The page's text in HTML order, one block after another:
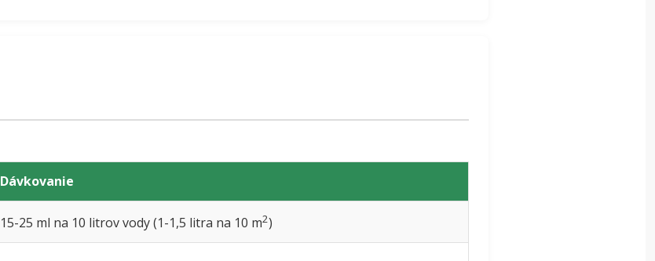
Dávkovanie
15-25 ml na 10 litrov vody (1-1,5 litra na 10 m2)